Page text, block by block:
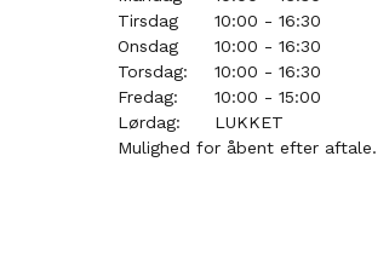
Tirsdag
10:00 - 16:30
Onsdag
10:00 - 16:30
Torsdag:
10:00 - 16:30
Fredag:
10:00 - 15:00
Lørdag:
LUKKET
Mulighed for åbent efter aftale.